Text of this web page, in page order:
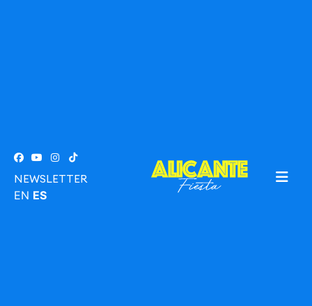
NEWSLETTER
EN ES